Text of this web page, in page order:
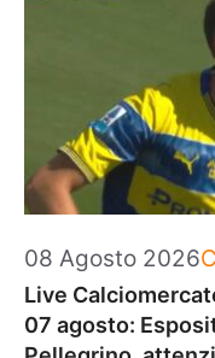
08 Agosto 2026
Live
07 agosto: